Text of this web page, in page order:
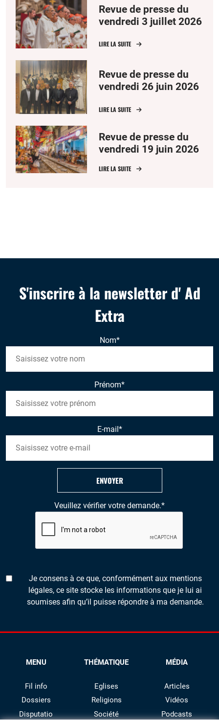
Revue de presse du
vendredi 3 juillet 2026
LIRE LA SUITE
Revue de presse du
vendredi 26 juin 2026
LIRE LA SUITE
Revue de presse du
vendredi 19 juin 2026
LIRE LA SUITE
S'inscrire à la newsletter d' Ad
Extra
Nom*
Prénom*
E-mail *
Veuillez vérifier votre demande.*
Je consens à ce que, conformément aux mentions
légales, ce site stocke les informations que je lui ai
soumises afin qu’il puisse répondre à ma demande.
ENVOYER
MENU
Fil info
Dossiers
Disputatio
THÉMATIQUE
Eglises
Religions
Société
MÉDIA
Articles
Vidéos
Podcasts